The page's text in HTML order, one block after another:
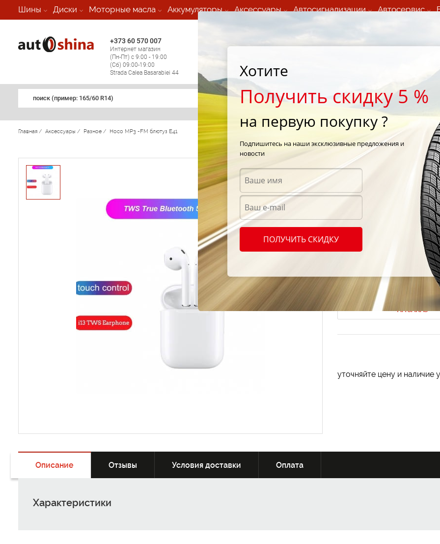
Шины Диски Моторные масла Аккумуляторы Аксессуары Автосигнализации Автосервис
+373 60 570 007
Интернет магазин
(Пн-Пт) с 9:00 - 19:00
(Сб) 09:00-19:00
Strada Calea Basarabiei 44
Мобильный шиномонтаж 24/7
поиск (примеp: 165/60 R14)
Главная / Аксессуары / Разное / Hoco MP3 -FM блютуз E41
MP3 -
E41
Код продукта: AT-181646
НА ЗАКАЗ
уточняйте цену и наличие
Описание Отзывы Условия доставки Оплата
Характеристики
Хотите
Получить скидку 5 %
на первую покупку ?
Подпишитесь на наши эксклюзивные предложения и
новости
ПОЛУЧИТЬ СКИДКУ